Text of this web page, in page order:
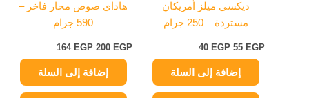
ديكسي ميلز أمريكان
مستردة – 250 جرام
55EGP
40 EGP
إضافة إلى السلة
هاداي صوص محار فاخر –
590 جرام
200EGP
164 EGP
إضافة إلى السلة